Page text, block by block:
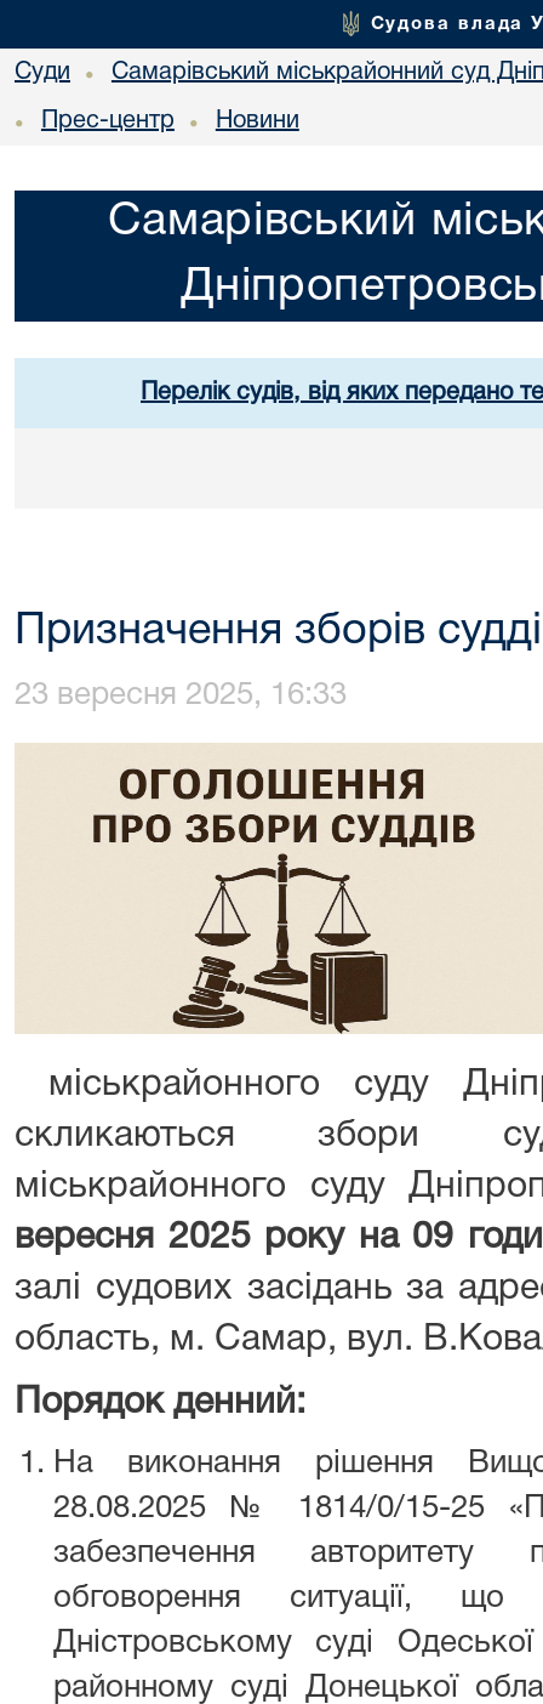
Судова влада
Суди • Самарівський міськрайонний суд
• Прес-центр • Новини
Самарівський
Перелік судів, від яких передано
Призначення зборів
23 вересня 2025, 16:33
міськрайонного суду
скликаються збори
міськрайонного суду
вересня 2025 року на 09
залі судових засідань за
область, м. Самар, вул.
Порядок денний:
На виконання рішення
28.08.2025 № 1814/0/15-25
забезпечення авторитету
обговорення ситуації,
Дністровському суді
районному суді Донецької